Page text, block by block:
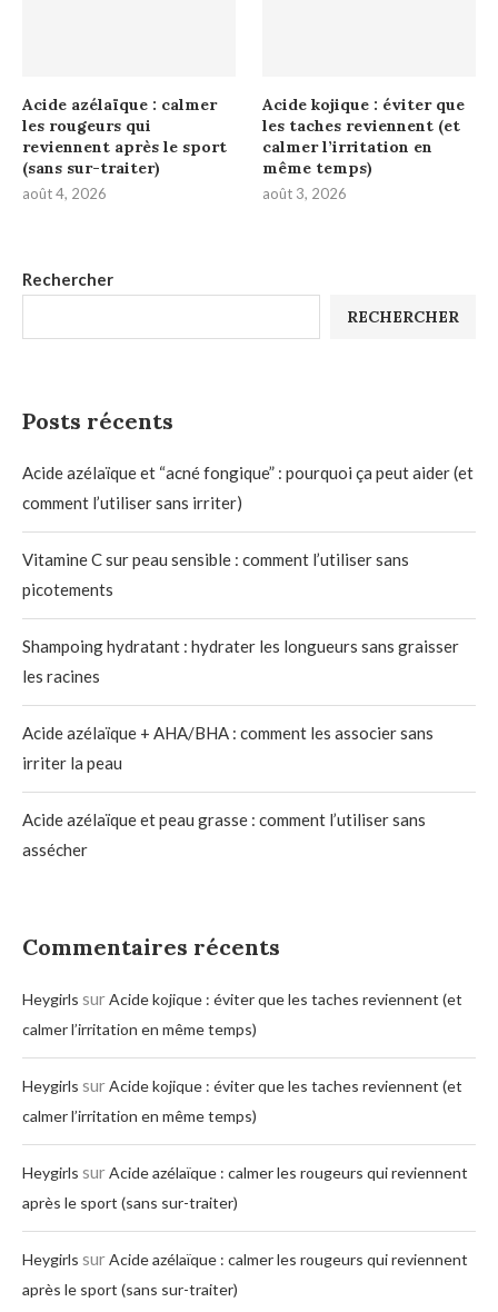
Rechercher
RECHERCHER
Posts récents
Acide azélaïque et “acné fongique” : pourquoi ça peut aider (et
comment l’utiliser sans irriter)
Vitamine C sur peau sensible : comment l’utiliser sans
picotements
Shampoing hydratant : hydrater les longueurs sans graisser
les racines
Acide azélaïque + AHA/BHA : comment les associer sans
irriter la peau
Acide azélaïque et peau grasse : comment l’utiliser sans
assécher
Commentaires récents
Heygirls surAcide kojique : éviter que les taches reviennent (et
calmer l’irritation en même temps)
Heygirls surAcide kojique : éviter que les taches reviennent (et
calmer l’irritation en même temps)
Heygirls surAcide azélaïque : calmer les rougeurs qui reviennent
après le sport (sans sur-traiter)
Heygirls surAcide azélaïque : calmer les rougeurs qui reviennent
après le sport (sans sur-traiter)
Acide azélaïque : calmer
les rougeurs qui
reviennent après le sport
(sans sur-traiter)
août 4, 2026
Acide kojique : éviter que
les taches reviennent (et
calmer l’irritation en
même temps)
août 3, 2026